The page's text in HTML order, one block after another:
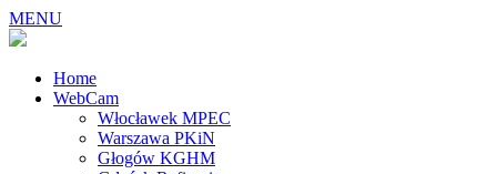
MENU
Home
WebCam
Włocławek MPEC
Warszawa PKiN
Głogów KGHM